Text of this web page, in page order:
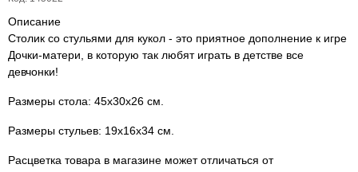
Описание
Столик со стульями для кукол - это приятное дополнение к игре
Дочки-матери, в которую так любят играть в детстве все
девчонки!
Размеры стола: 45x30х26 см.
Размеры стульев: 19х16х34 см.
Расцветка товара в магазине может отличаться от